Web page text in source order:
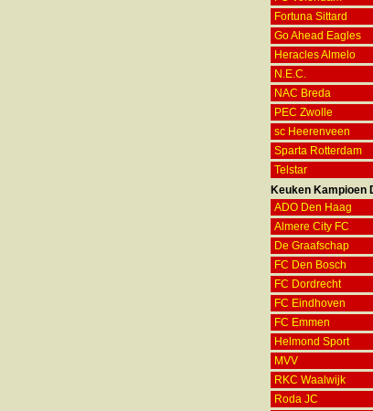
Fortuna Sittard
Go Ahead Eagles
Heracles Almelo
N.E.C.
NAC Breda
PEC Zwolle
sc Heerenveen
Sparta Rotterdam
Telstar
Keuken Kampioen
ADO Den Haag
Almere City FC
De Graafschap
FC Den Bosch
FC Dordrecht
FC Eindhoven
FC Emmen
Helmond Sport
MVV
RKC Waalwijk
Roda JC